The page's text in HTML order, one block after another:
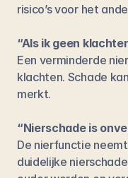
risico’s voor het
“Als ik geen
Een verminderde
klachten. Schade
merkt.
“Nierschade is
De nierfunctie
duidelijke